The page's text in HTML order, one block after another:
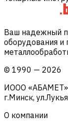
Ваш надежный
оборудования и
© 1990 — 2026
ИООО
г.Минск,
О компании